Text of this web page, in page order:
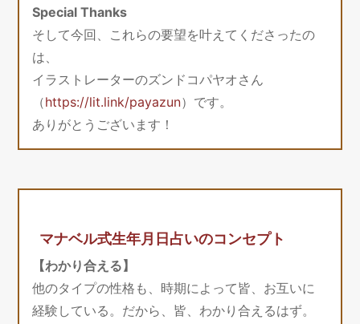
Special Thanks
そして今回、これらの要望を叶えてくださったの
は、
イラストレーターのズンドコパヤオさん
（https://lit.link/payazun）です。
ありがとうございます！
マナベル式生年月日占いのコンセプト
【わかり合える】
他のタイプの性格も、時期によって皆、お互いに
経験している。だから、皆、わかり合えるはず。